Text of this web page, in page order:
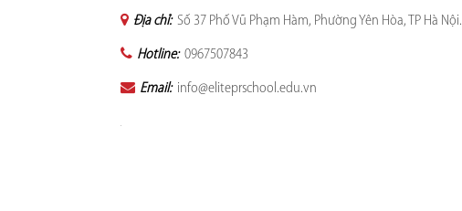
Địa chỉ: Số 37 Phố Vũ Phạm Hàm, Phường Yên Hòa, TP Hà Nội.
Hotline: 0967507843
Email: info@eliteprschool.edu.vn